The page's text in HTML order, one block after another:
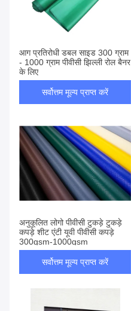
आग प्रतिरोधी डबल साइड 300 ग्राम
- 1000 ग्राम पीवीसी झिल्ली रोल बैनर
के लिए
सर्वोत्तम मूल्य प्राप्त करें
अनुकूलित लोगो पीवीसी टुकड़े टुकड़े
कपड़े शीट एंटी यूवी पीवीसी कपड़े
300gsm-1000gsm
सर्वोत्तम मूल्य प्राप्त करें